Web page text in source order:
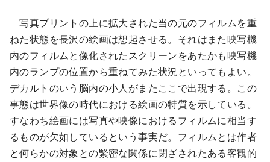
写真プリントの上に拡大された当の元のフィルムを重
ねた状態を長沢の絵画は想起させる。それはまた映写機
内のフィルムと像化されたスクリーンをあたかも映写機
内のランプの位置から重ねてみた状況といってもよい。
デカルトのいう脳内の小人がまたここで出現する。この
事態は世界像の時代における絵画の特質を示している。
すなわち絵画には写真や映像におけるフィルムに相当す
るものが欠如しているという事実だ。フィルムとは作者
と何らかの対象との緊密な関係に閉ざされたある客観的